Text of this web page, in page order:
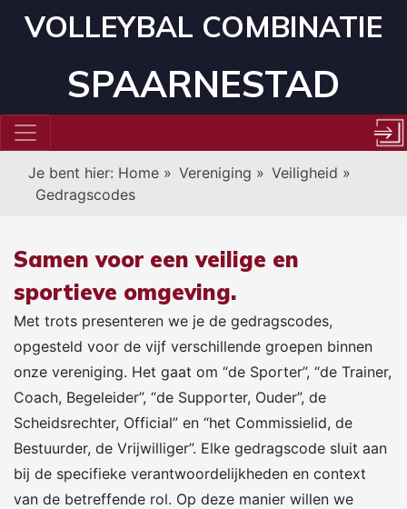
VOLLEYBAL COMBINATIE
SPAARNESTAD
Je bent hier: Home » Vereniging » Veiligheid »
Gedragscodes
Samen voor een veilige en
sportieve omgeving.
Met trots presenteren we je de gedragscodes,
opgesteld voor de vijf verschillende groepen binnen
onze vereniging. Het gaat om “de Sporter”, “de Trainer,
Coach, Begeleider”, “de Supporter, Ouder”, de
Scheidsrechter, Official” en “het Commissielid, de
Bestuurder, de Vrijwilliger”. Elke gedragscode sluit aan
bij de specifieke verantwoordelijkheden en context
van de betreffende rol. Op deze manier willen we